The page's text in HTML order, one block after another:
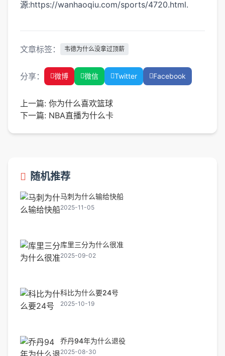
源:https://wanhaoqiu.com/sports/4720.html.
文章标签： 韦德为什么没拿过顶薪
分享： 微博 微信 Twitter Facebook
上一篇: 你为什么喜欢篮球
下一篇: NBA直播为什么卡
随机推荐
马刺为什么输给快船
2025-11-05
库里三分为什么很准
2025-09-02
科比为什么要24号
2025-10-19
乔丹94年为什么退役
2025-08-30